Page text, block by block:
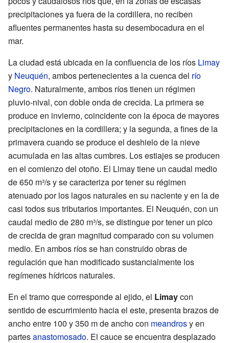
precipitaciones ya fuera de la cordillera, no reciben
afluentes permanentes hasta su desembocadura en el
mar.
La ciudad está ubicada en la confluencia de los ríos Limay
y Neuquén, ambos pertenecientes a la cuenca del río
Negro. Naturalmente, ambos ríos tienen un régimen
pluvio-nival, con doble onda de crecida. La primera se
produce en invierno, coincidente con la época de mayores
precipitaciones en la cordillera; y la segunda, a fines de la
primavera cuando se produce el deshielo de la nieve
acumulada en las altas cumbres. Los estiajes se producen
en el comienzo del otoño. El Limay tiene un caudal medio
de 650 m³/s y se caracteriza por tener su régimen
atenuado por los lagos naturales en su naciente y en la de
casi todos sus tributarios importantes. El Neuquén, con un
caudal medio de 280 m³/s, se distingue por tener un pico
de crecida de gran magnitud comparado con su volumen
medio. En ambos ríos se han construido obras de
regulación que han modificado sustancialmente los
regímenes hídricos naturales.
En el tramo que corresponde al ejido, el Limaycon
sentido de escurrimiento hacia el este, presenta brazos de
ancho entre 100 y 350 m de ancho con meandrosy en
partesanastomosado. El cauce se encuentra desplazado